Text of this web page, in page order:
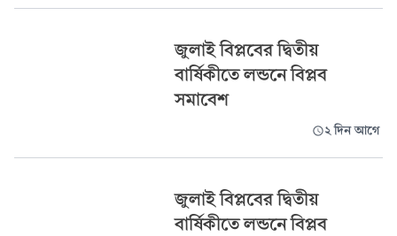
জুলাই বিপ্লবের দ্বিতীয়
বার্ষিকীতে লন্ডনে বিপ্লব
সমাবেশ
২ দিন আগে
জুলাই বিপ্লবের দ্বিতীয়
বার্ষিকীতে লন্ডনে বিপ্লব